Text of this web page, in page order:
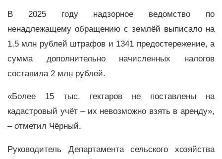
В 2025 году надзорное ведомство по
ненадлежащему обращению с землёй выписало на
1,5 млн рублей штрафов и 1341 предостережение, а
сумма дополнительно начисленных налогов
составила 2 млн рублей.
«Более 15 тыс. гектаров не поставлены на
кадастровый учёт – их невозможно взять в аренду»,
– отметил Чёрный.
Руководитель Департамента сельского хозяйства